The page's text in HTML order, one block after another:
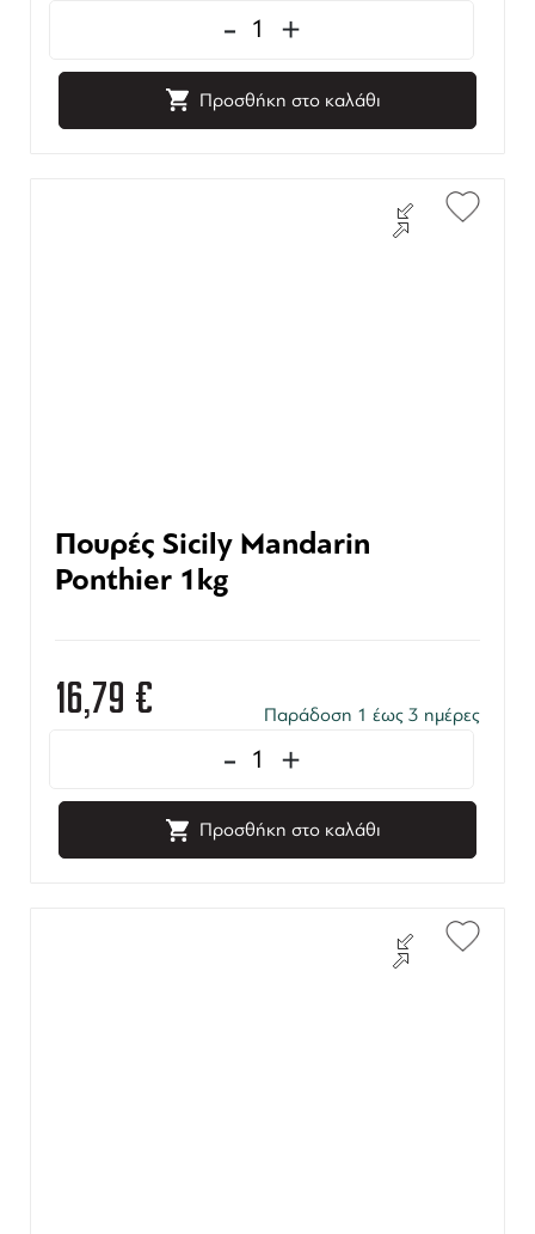
- +
Προσθήκη στο καλάθι
Πουρές Sicily Mandarin
Ponthier 1kg
16,79 € Παράδοση 1 έως 3 ημέρες
- +
Προσθήκη στο καλάθι